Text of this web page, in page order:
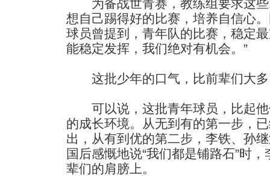
为备战世青赛，教练组要求这些
想自己踢得好的比赛，培养自信心
球员曾提到，青年队的比赛，稳定
能稳定发挥，我们绝对有机会。”
这批少年的口气，比前辈们大多
可以说，这批青年球员，比起他
的成长环境。从无到有的第一步，
出，从有到优的第二步，李铁、孙
国后感慨地说“我们都是铺路石”时
辈们的肩膀上。